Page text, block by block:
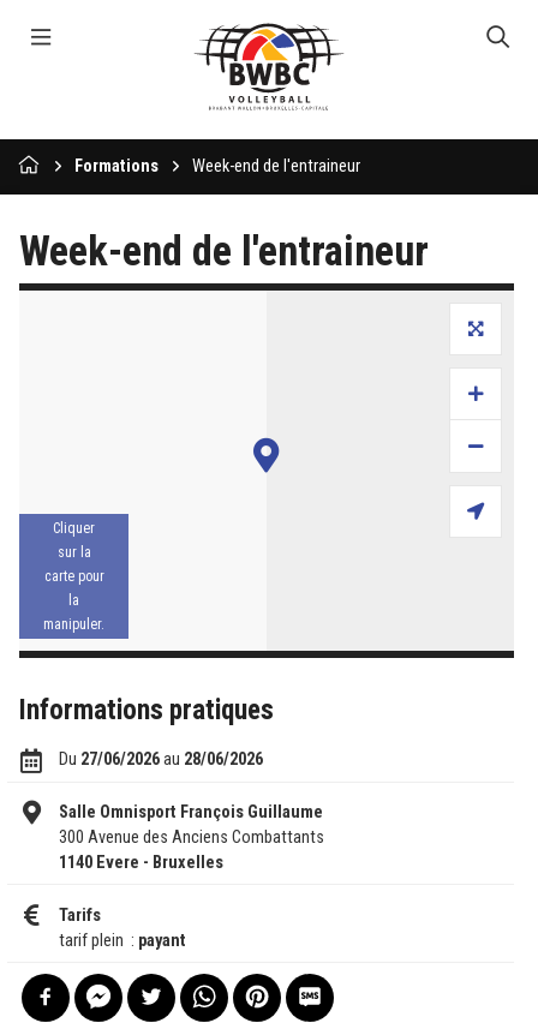
Formations Week-end de l'entraineur
Week-end de l'entraineur
Informations pratiques
Du 27/06/2026au 28/06/2026
Salle Omnisport François Guillaume
300 Avenue des Anciens Combattants
1140 Evere - Bruxelles
Tarifs
tarif plein : payant